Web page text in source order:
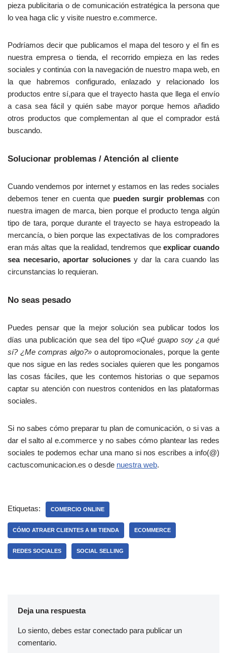
s
p
g
o
s
,
l
a
r
a
i
z
d
e
l
a
s
r
e
a
d
a
s
y
l
a
o
s
d
pieza publicitaria o de comunicación estratégica la persona que
lo vea haga clic y visite nuestro e.commerce.
Podríamos decir que publicamos el mapa del tesoro y el fin es
nuestra empresa o tienda, el recorrido empieza en las redes
sociales y continúa con la navegación de nuestro mapa web, en
la que habremos configurado, enlazado y relacionado los
productos entre sí,para que el trayecto hasta que llega el envío
a casa sea fácil y quién sabe mayor porque hemos añadido
otros productos que complementan al que el comprador está
buscando.
Solucionar problemas / Atención al cliente
Cuando vendemos por internet y estamos en las redes sociales
debemos tener en cuenta que pueden surgir problemas con
nuestra imagen de marca, bien porque el producto tenga algún
tipo de tara, porque durante el trayecto se haya estropeado la
mercancía, o bien porque las expectativas de los compradores
eran más altas que la realidad, tendremos que explicar cuando
sea necesario, aportar solucionesy dar la cara cuando las
circunstancias lo requieran.
No seas pesado
Puedes pensar que la mejor solución sea publicar todos los
días una publicación que sea del tipo«Qué guapo soy ¿a qué
sí? ¿Me compras algo?» o autopromocionales, porque la gente
que nos sigue en las redes sociales quieren que les pongamos
las cosas fáciles, que les contemos historias o que sepamos
captar su atención con nuestros contenidos en las plataformas
sociales.
Si no sabes cómo preparar tu plan de comunicación, o si vas a
dar el salto al e.commerce y no sabes cómo plantear las redes
sociales te podemos echar una mano si nos escribes a info(@)
cactuscomunicacion.es o desde nuestra web.
Etiquetas: COMERCIO ONLINE
CÓMO ATRAER CLIENTES A MI TIENDA ECOMMERCE
REDES SOCIALES SOCIAL SELLING
Deja una respuesta
Lo siento, debes estar conectado para publicar un
comentario.